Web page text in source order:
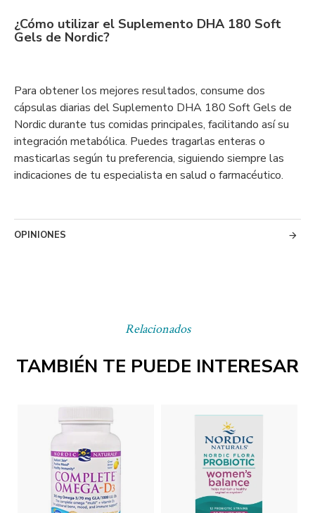
Relacionados
TAMBIÉN TE PUEDE INTERESAR
¿Cómo utilizar el Suplemento DHA 180 Soft
Gels de Nordic?
Para obtener los mejores resultados, consume dos
cápsulas diarias del Suplemento DHA 180 Soft Gels de
Nordic durante tus comidas principales, facilitando así su
integración metabólica. Puedes tragarlas enteras o
masticarlas según tu preferencia, siguiendo siempre las
indicaciones de tu especialista en salud o farmacéutico.
OPINIONES